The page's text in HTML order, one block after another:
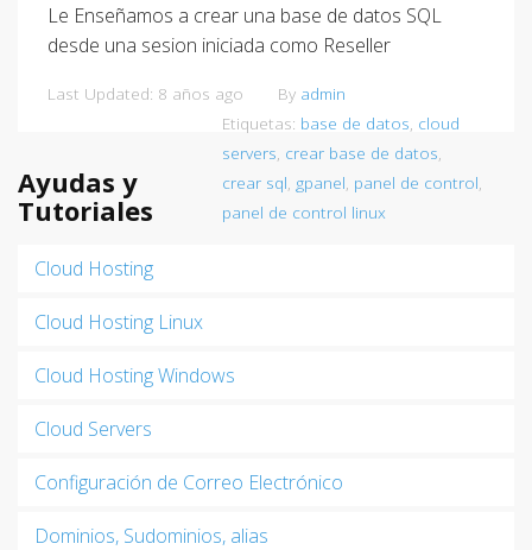
Le Enseñamos a crear una base de datos SQL
desde una sesion iniciada como Reseller
Last Updated: 8 años ago By admin
Etiquetas: base de datos, cloud
servers, crear base de datos,
crear sql, gpanel, panel de control,
panel de control linux
Ayudas y
Tutoriales
Cloud Hosting
Cloud Hosting Linux
Cloud Hosting Windows
Cloud Servers
Configuración de Correo Electrónico
Dominios, Sudominios, alias